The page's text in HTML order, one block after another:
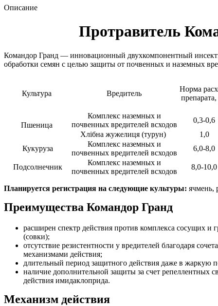
Описание
Протравитель
Командор Гранд — инновационный двухкомпонентный
обработки семян с целью защиты от почвенных и наземных
Культура Вредитель
Норма
препарата,
Пшеница
Комплекс наземных и
почвенных вредителей всходов
0,3-0,6
Хлібна жужелиця (турун)
1,0
Кукуруза
Комплекс наземных и
почвенных вредителей всходов
6,0-8,0
Подсолнечник
Комплекс наземных и
почвенных вредителей всходов
8,0-10,0
Планируется регистрация на следующие культуры: ячмень,
Преимущества Командор Гранд
расширен спектр действия против комплекса сосущих
(совки);
отсутствие резистентности у вредителей благодаря
механизмами действия;
длительный период защитного действия даже в жаркую
наличие дополнительной защиты за счет репеллентных
действия имидаклоприда.
Механизм действия